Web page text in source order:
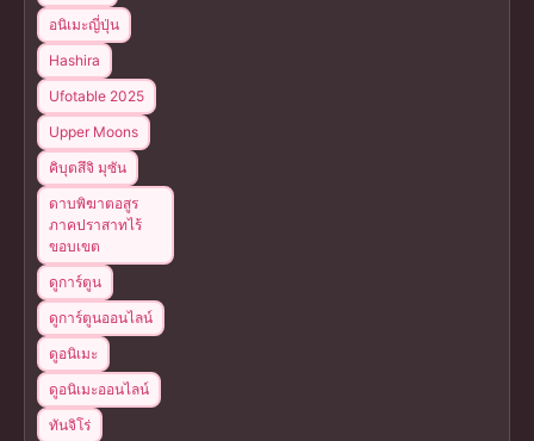
อนิเมะญี่ปุ่น
Hashira
Ufotable 2025
Upper Moons
คิบุตสึจิ มุซัน
ดาบพิฆาตอสูร
ภาคปราสาทไร้
ขอบเขต
ดูการ์ตูน
ดูการ์ตูนออนไลน์
ดูอนิเมะ
ดูอนิเมะออนไลน์
ทันจิโร่